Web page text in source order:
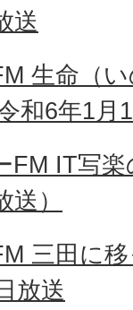
送
生命（
和6年1月
FM IT写
送）
三田に
放送